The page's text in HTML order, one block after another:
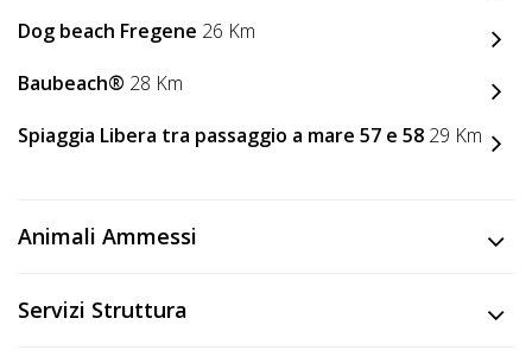
CHIEDI
SCONTO
Tutorial
Lavora
Dog beach Fregene 26 Km
Baubeach® 28 Km
Spiaggia Libera tra passaggio a mare 57 e 58 29 Km
Animali Ammessi
Servizi Struttura